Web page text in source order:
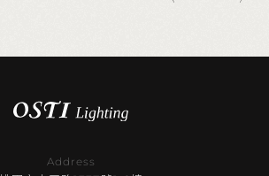
Address